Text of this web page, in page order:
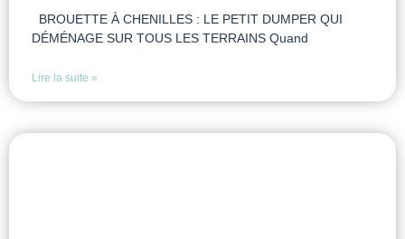
BROUETTE À CHENILLES : LE PETIT DUMPER QUI
DÉMÉNAGE SUR TOUS LES TERRAINS Quand
Lire la suite »